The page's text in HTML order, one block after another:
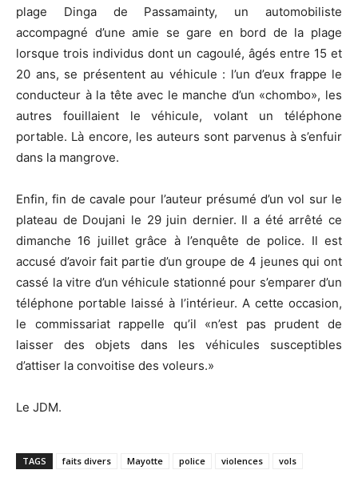
plage Dinga de Passamainty, un automobiliste
accompagné d’une amie se gare en bord de la plage
lorsque trois individus dont un cagoulé, âgés entre 15 et
20 ans, se présentent au véhicule : l’un d’eux frappe le
conducteur à la tête avec le manche d’un «chombo», les
autres fouillaient le véhicule, volant un téléphone
portable. Là encore, les auteurs sont parvenus à s’enfuir
dans la mangrove.
Enfin, fin de cavale pour l’auteur présumé d’un vol sur le
plateau de Doujani le 29 juin dernier. Il a été arrêté ce
dimanche 16 juillet grâce à l’enquête de police. Il est
accusé d’avoir fait partie d’un groupe de 4 jeunes qui ont
cassé la vitre d’un véhicule stationné pour s’emparer d’un
téléphone portable laissé à l’intérieur. A cette occasion,
le commissariat rappelle qu’il «n’est pas prudent de
laisser des objets dans les véhicules susceptibles
d’attiser la convoitise des voleurs.»
Le JDM.
TAGS faits divers Mayotte police violences vols